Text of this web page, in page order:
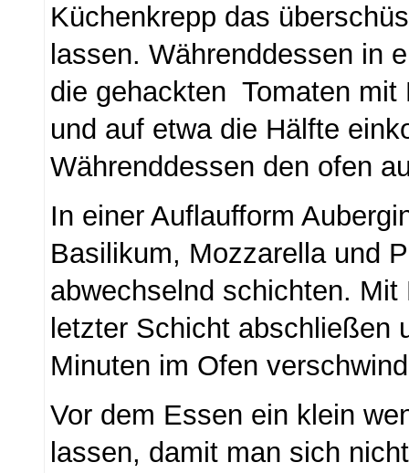
Küchenkrepp das
lassen. Währenddessen in
die gehackten Tomaten mit
und auf etwa die Hälfte
Währenddessen den ofen
In einer Auflaufform
Basilikum, Mozzarella und
abwechselnd schichten. Mit
letzter Schicht abschließen
Minuten im Ofen
Vor dem Essen ein klein
lassen, damit man sich